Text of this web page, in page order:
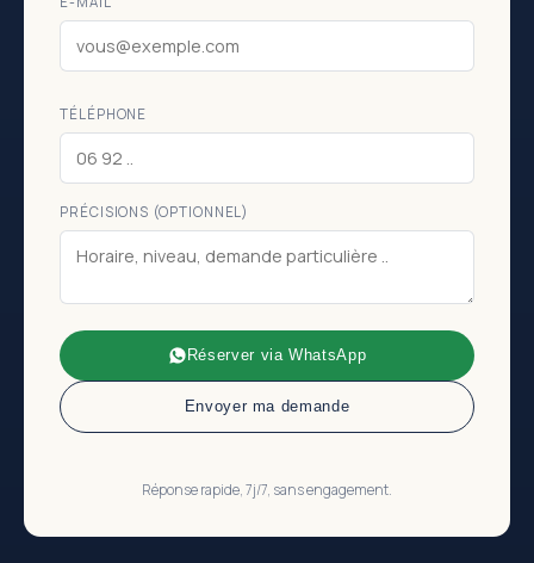
TÉLÉPHONE
PRÉCISIONS (OPTIONNEL)
Réserver via WhatsApp
Envoyer ma demande
Réponse rapide, 7j/7, sans engagement.